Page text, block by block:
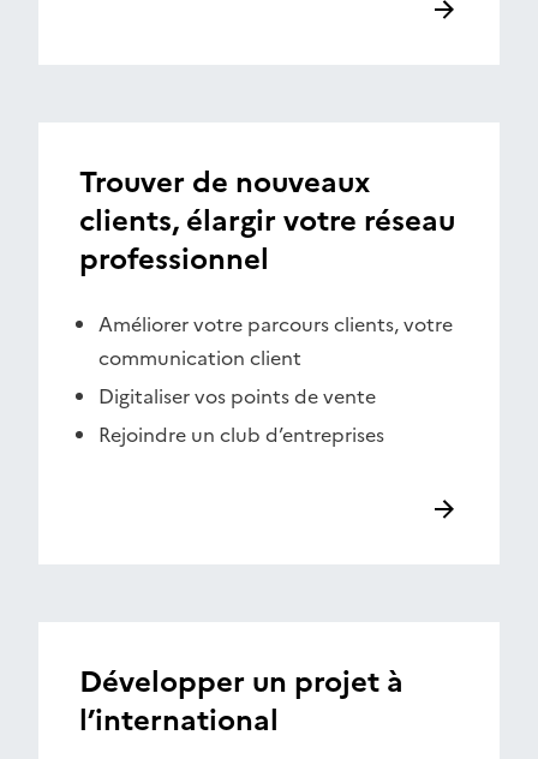
Trouver de nouveaux
clients, élargir votre réseau
professionnel
Améliorer votre parcours clients, votre
communication client
Digitaliser vos points de vente
Rejoindre un club d’entreprises
Développer un projet à
l’international